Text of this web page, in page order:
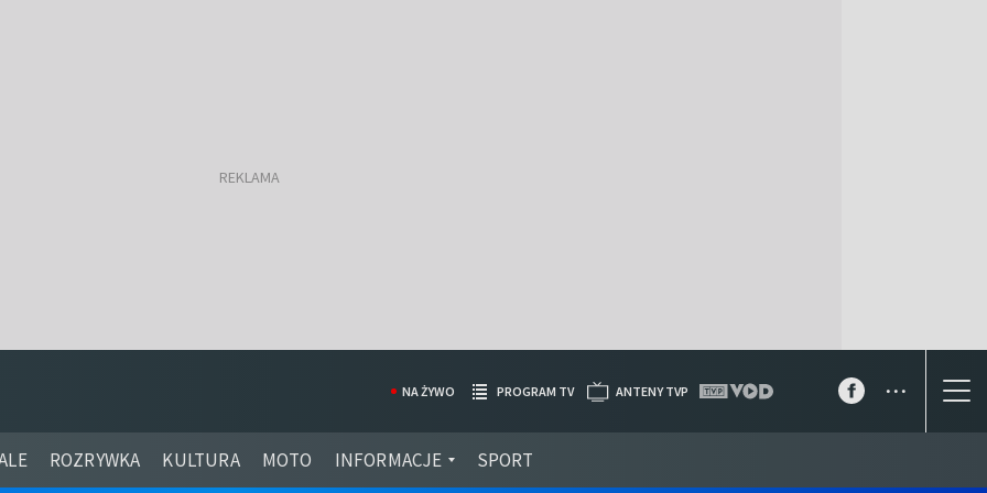
ROZRYWKA KULTURA MOTO INFORMACJE SPORT
NA ŻYWO PROGRAM TV ANTENY TVP ...